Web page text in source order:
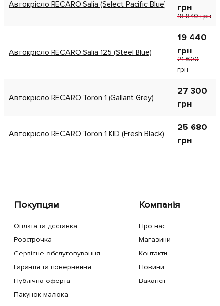
Автокрісло RECARO Salia (Select Pacific Blue)
грн
18 840 грн
Автокрісло RECARO Salia 125 (Steel Blue)
19 440
грн
21 600
грн
Автокрісло RECARO Toron 1 (Gallant Grey)
27 300
грн
Автокрісло RECARO Toron 1 KID (Fresh Black)
25 680
грн
Покупцям
Оплата та доставка
Розстрочка
Сервісне обслуговування
Гарантія та повернення
Публічна оферта
Пакунок малюка
Компанія
Про нас
Магазини
Контакти
Новини
Вакансії